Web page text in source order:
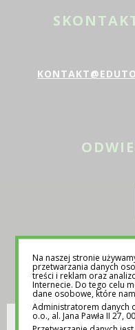
Na naszej stronie
przetwarzania danych
treści i reklam oraz
Internecie. Do tego celu
dane osobowe, które
Administratorem danych
o.o., al. Jana Pawła II 27,